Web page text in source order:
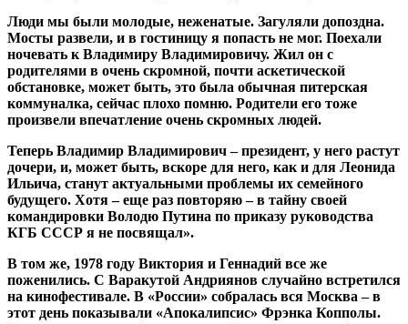
Люди мы были молодые, неженатые. Загуляли допоздна.
Мосты развели, и в гостиницу я попасть не мог. Поехали
ночевать к Владимиру Владимировичу. Жил он с
родителями в очень скромной, почти аскетической
обстановке, может быть, это была обычная питерская
коммуналка, сейчас плохо помню. Родители его тоже
произвели впечатление очень скромных людей.
Теперь Владимир Владимирович – президент, у него растут
дочери, и, может быть, вскоре для него, как и для Леонида
Ильича, станут актуальными проблемы их семейного
будущего. Хотя – еще раз повторяю – в тайну своей
командировки Володю Путина по приказу руководства
КГБ СССР я не посвящал».
В том же, 1978 году Виктория и Геннадий все же
поженились. С Варакутой Андриянов случайно встретился
на кинофестивале. В «России» собралась вся Москва – в
этот день показывали «Апокалипсис» Фрэнка Копполы.